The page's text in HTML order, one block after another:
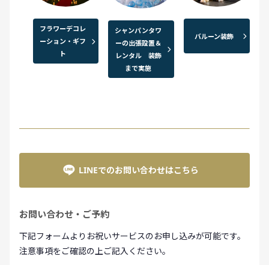
フラワーデコレ
ーション・ギフ
ト
シャンパンタワ
ーの出張設置＆
レンタル 装飾
まで実施
バルーン装飾
LINEでのお問い合わせはこちら
お問い合わせ・ご予約
下記フォームよりお祝いサービスのお申し込みが可能です。
注意事項をご確認の上ご記入ください。